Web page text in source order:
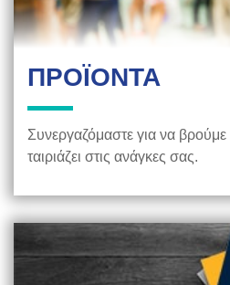
ΠΡΟΪΟΝΤΑ
Συνεργαζόμαστε για να
ταιριάζει στις ανάγκες σας.